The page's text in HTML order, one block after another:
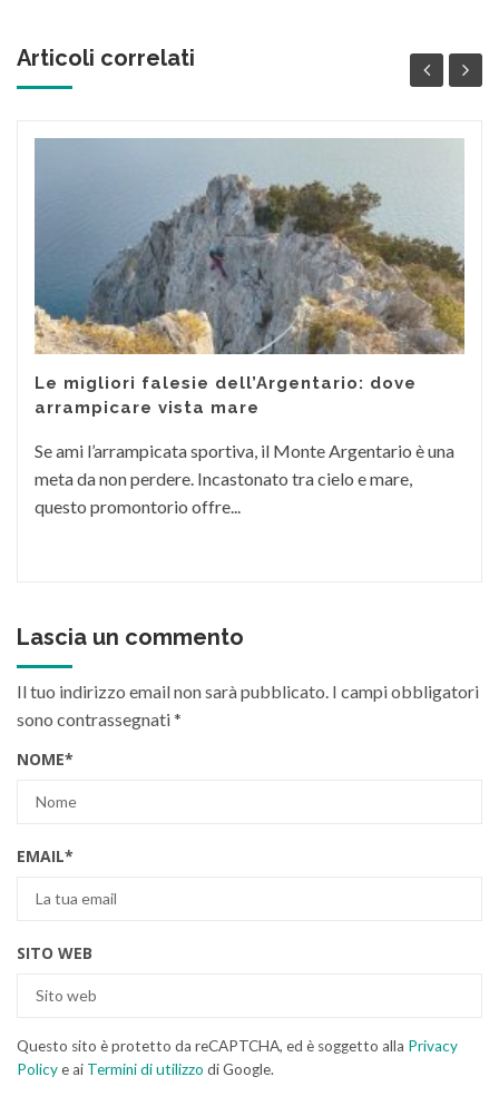
Articoli correlati
Le migliori falesie dell’Argentario: dove
arrampicare vista mare
Se ami l’arrampicata sportiva, il Monte Argentario è una
meta da non perdere. Incastonato tra cielo e mare,
questo promontorio offre...
Lascia un commento
Il tuo indirizzo email non sarà pubblicato. I campi obbligatori
sono contrassegnati*
NOME*
EMAIL*
SITO WEB
Questo sito è protetto da reCAPTCHA, ed è soggetto alla Privacy
Policye ai Termini di utilizzo di Google.